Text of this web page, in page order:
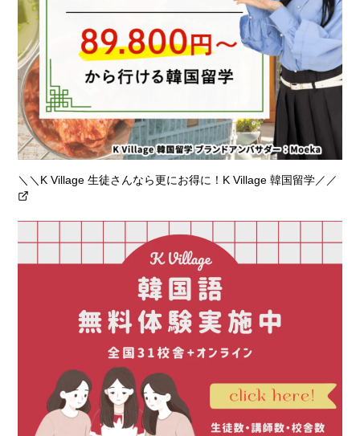
＼＼K Village 生徒さんなら更にお得に！K Village 韓国留学／／